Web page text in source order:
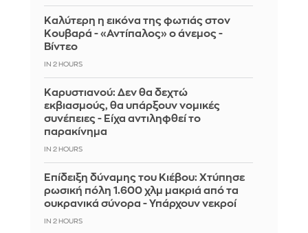
Καλύτερη η εικόνα της φωτιάς στον
Κουβαρά - «Αντίπαλος» ο άνεμος -
Βίντεο
IN 2 HOURS
Καρυστιανού: Δεν θα δεχτώ
εκβιασμούς, θα υπάρξουν νομικές
συνέπειες - Είχα αντιληφθεί το
παρακίνημα
IN 2 HOURS
Επίδειξη δύναμης του Κιέβου: Χτύπησε
ρωσική πόλη 1.600 χλμ μακριά από τα
ουκρανικά σύνορα - Υπάρχουν νεκροί
IN 2 HOURS